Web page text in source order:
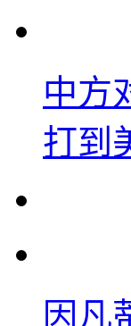
中方
打到
因凡